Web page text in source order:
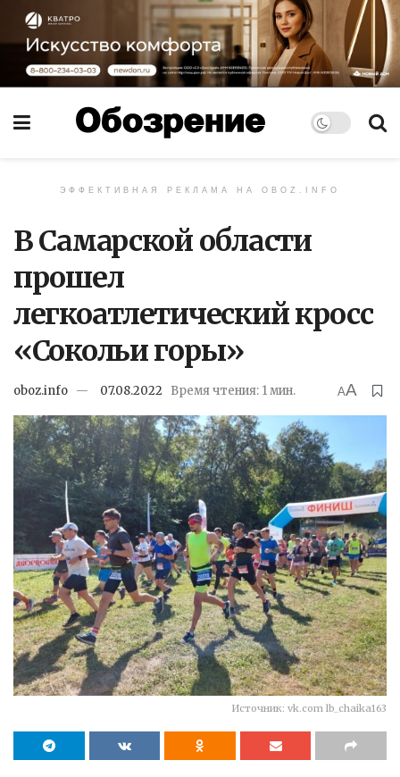
ЭФФЕКТИВНАЯ РЕКЛАМА НА OBOZ.INFO
В Самарской области
прошел
легкоатлетический кросс
«Сокольи горы»
oboz.info 07.08.2022 Время чтения: 1 мин. AA
Источник: vk.com lb_chaika163